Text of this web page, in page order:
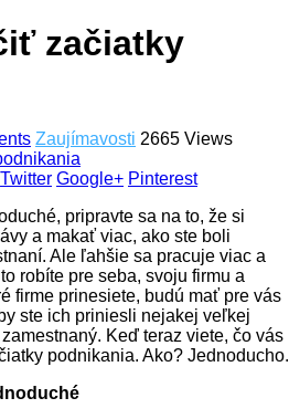
začiatky
Zaujímavosti 2665 Views
Twitter Google+ Pinterest
pripravte sa na to, že si
a makať viac, ako ste boli
Ale ľahšie sa pracuje viac a
robíte pre seba, svoju firmu a
firme prinesiete, budú mať pre vás
ste ich priniesli nejakej veľkej
Keď teraz viete, čo vás
podnikania. Ako? Jednoducho.